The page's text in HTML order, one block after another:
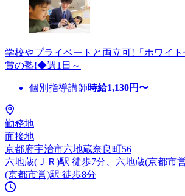
学校やプライベートと両立可!「ホワイ
賞の塾!◆週1日～
個別指導講師時給1,130円〜
勤務地
面接地
京都府宇治市六地蔵奈良町56
六地蔵(ＪＲ)駅 徒歩7分、六地蔵(京都市
(京都市営)駅 徒歩8分